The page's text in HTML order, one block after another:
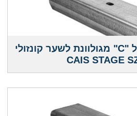
מסילה בפרופיל "C" מגולוונת לשער קונזולי